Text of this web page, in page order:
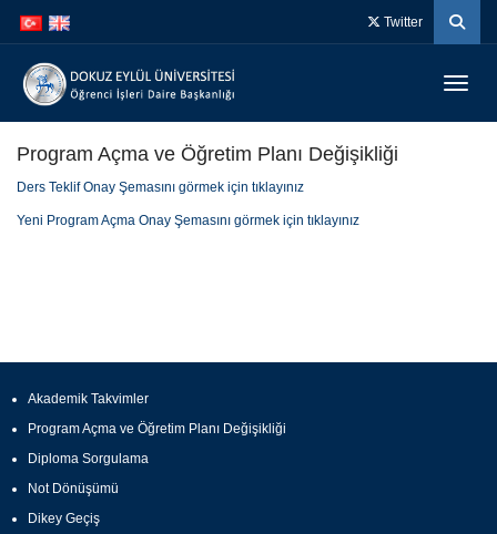
atla
atla
Twitter
Program Açma ve Öğretim Planı Değişikliği
Ders Teklif Onay Şemasını görmek için tıklayınız
Yeni Program Açma Onay Şemasını görmek için tıklayınız
Akademik Takvimler
Program Açma ve Öğretim Planı Değişikliği
Diploma Sorgulama
Not Dönüşümü
Dikey Geçiş